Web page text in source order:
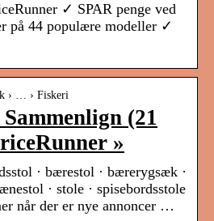
✓ SPAR penge ved
på 44 populære modeller ✓
› … › Fiskeri
(21
»
· bærestol · bærerygsæk ·
· stole · spisebordsstole
når der er nye annoncer …